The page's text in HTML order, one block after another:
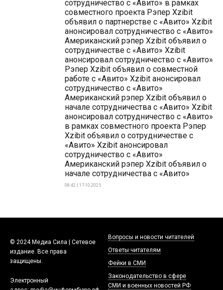
сотрудничество с «Авито» в рамках
совместного проекта Рэпер Xzibit
объявил о партнерстве с «Авито» Xzibit
анонсировал сотрудничество с «Авито»
Американский рэпер Xzibit объявил о
сотрудничестве с «Авито» Xzibit
анонсировал сотрудничество с «Авито»
Рэпер Xzibit объявил о совместной
работе с «Авито» Xzibit анонсировал
сотрудничество с «Авито»
Американский рэпер Xzibit объявил о
начале сотрудничества с «Авито» Xzibit
анонсировал сотрудничество с «Авито»
в рамках совместного проекта Рэпер
Xzibit объявил о сотрудничестве с
«Авито» Xzibit анонсировал
сотрудничество с «Авито»
Американский рэпер Xzibit объявил о
начале сотрудничества с «Авито»
08:42 | 17-10-2025
© 2024 Медиа Сила | Сетевое
издание. Все права
защищены.
Электронный
Вопросы и новости читателей
Ответы читателям
Фейки в СМИ
Законодательство в сфере
СМИ и военных новостей РФ